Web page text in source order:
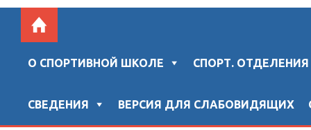
БОРОВСКАЯ СШ "ЗВЕЗДА"
Официальный сайт "Боровской спортивной школы
О СПОРТИВНОЙ ШКОЛЕ СПОРТ. ОТДЕЛЕНИЯ
СВЕДЕНИЯ ВЕРСИЯ ДЛЯ СЛАБОВИДЯЩИХ